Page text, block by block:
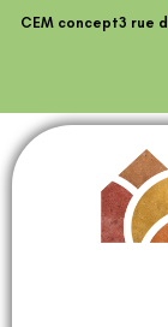
CEM concept3 rue